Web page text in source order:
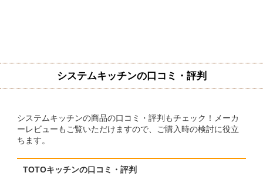
システムキッチンの口コミ・評判
システムキッチンの商品の口コミ・評判もチェック！メーカ
ーレビューもご覧いただけますので、ご購入時の検討に役立
ちます。
TOTOキッチンの口コミ・評判